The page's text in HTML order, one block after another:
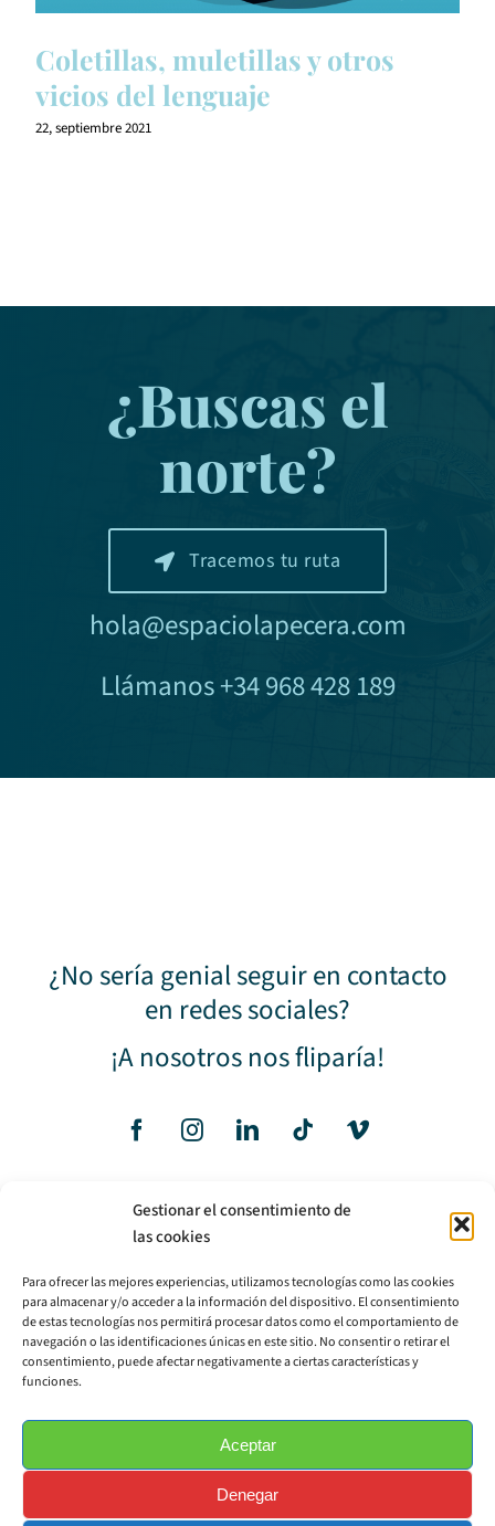
Gestionar el consentimiento de
las cookies
Para ofrecer las mejores experiencias, utilizamos tecnologías como las cookies
para almacenar y/o acceder a la información del dispositivo. El consentimiento
de estas tecnologías nos permitirá procesar datos como el comportamiento de
navegación o las identificaciones únicas en este sitio. No consentir o retirar el
consentimiento, puede afectar negativamente a ciertas características y
funciones.
Aceptar
Denegar
Coletillas, muletillas y otros
vicios del lenguaje
22, septiembre 2021
¿Buscas el
norte?
Tracemos tu ruta
hola@espaciolapecera.com
Llámanos +34 968 428 189
¿No sería genial seguir en contacto
en redes sociales?
¡A nosotros nos fliparía!
Avisos Legales
Aviso Legal
Política de privacidad